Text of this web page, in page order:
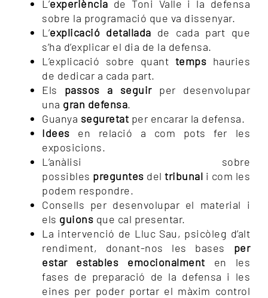
L’experiència de Toni Valle i la defensa
sobre la programació que va dissenyar.
L’explicació detallada de cada part que
s’ha d’explicar el dia de la defensa.
L’explicació sobre quant temps hauries
de dedicar a cada part.
Els passos a seguirper desenvolupar
una gran defensa.
Guanya seguretat per encarar la defensa.
Idees en relació a com pots fer les
exposicions.
L’anàlisi sobre
possibles preguntes del tribunal i com les
podem respondre.
Consells per desenvolupar el material i
els guions que cal presentar.
La intervenció de Lluc Sau, psicòleg d’alt
rendiment, donant-nos les bases per
estar estables emocionalment en les
fases de preparació de la defensa i les
eines per poder portar el màxim control